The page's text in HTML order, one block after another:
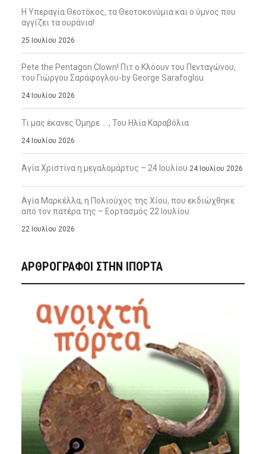
Η Υπεραγία Θεοτόκος, τα Θεοτοκονύμια και ο ύμνος που
αγγίζει τα ουράνια!
25 Ιουλίου 2026
Pete the Pentagon Clown! Πιτ ο Κλόουν του Πενταγώνου,
του Γιώργου Σαράφογλου-by George Sarafoglou
24 Ιουλίου 2026
Τι μας έκανες Όμηρε … , Του Ηλία Καραβόλια
24 Ιουλίου 2026
Αγία Χριστίνα η μεγαλομάρτυς – 24 Ιουλίου 24 Ιουλίου 2026
Αγία Μαρκέλλα, η Πολιούχος της Χίου, που εκδιώχθηκε
από τον πατέρα της – Εορτασμός 22 Ιουλίου
22 Ιουλίου 2026
ΑΡΘΡΟΓΡΑΦΟΙ ΣΤΗΝ IΠΟΡΤΑ